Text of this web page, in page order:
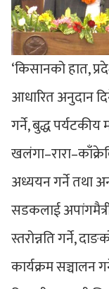
‘किसानको हात,
आधारित अनुदान
गर्ने, बुद्ध पर्यटकीय
अध्ययन गर्ने तथा
सडकलाई
स्तरोन्नति गर्ने,
कार्यक्रम सञ्चालन